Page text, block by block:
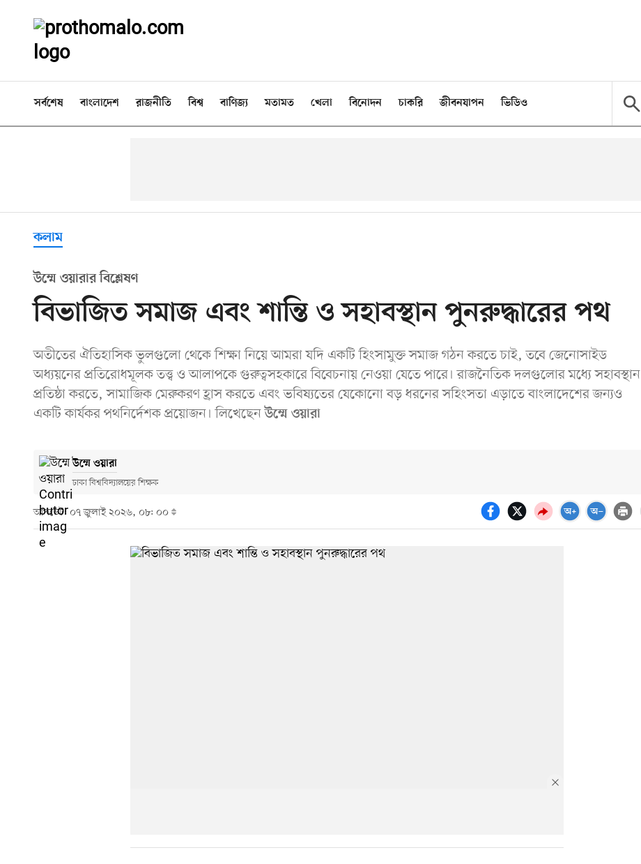
সর্বশেষ বাংলাদেশ রাজনীতি বিশ্ব বাণিজ্য মতামত খেলা বিনোদন চাকরি জীবনযাপন ভিডিও
কলাম
উম্মে ওয়ারার বিশ্লেষণ
বিভাজিত সমাজ এবং শান্তি ও সহাবস্থান পুনরুদ্ধারের পথ
অতীতের ঐতিহাসিক ভুলগুলো থেকে শিক্ষা নিয়ে আমরা যদি একটি হিংসামুক্ত সমাজ গঠন করতে চাই, তবে জেনোসাইড
অধ্যয়নের প্রতিরোধমূলক তত্ত্ব ও আলাপকে গুরুত্বসহকারে বিবেচনায় নেওয়া যেতে পারে। রাজনৈতিক দলগুলোর মধ্যে সহাবস্থান
প্রতিষ্ঠা করতে, সামাজিক মেরুকরণ হ্রাস করতে এবং ভবিষ্যতের যেকোনো বড় ধরনের সহিংসতা এড়াতে বাংলাদেশের জন্যও
একটি কার্যকর পথনির্দেশক প্রয়োজন। লিখেছেনউম্মে ওয়ারা
উম্মে ওয়ারা
ঢাকা বিশ্ববিদ্যালয়ের শিক্ষক
আপডেট: ০৭ জুলাই ২০২৬, ০৮: ০০